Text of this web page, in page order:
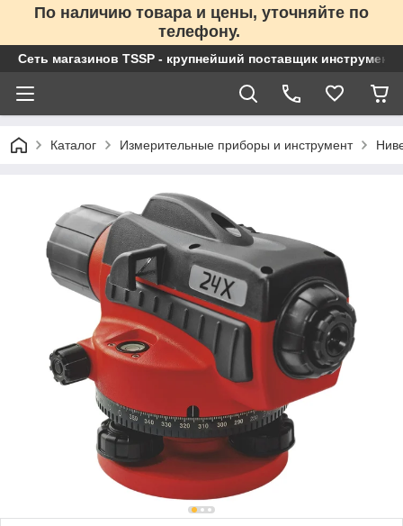
По наличию товара и цены, уточняйте по
телефону.
Сеть магазинов TSSP - крупнейший поставщик
Каталог Измерительные приборы и инструмент